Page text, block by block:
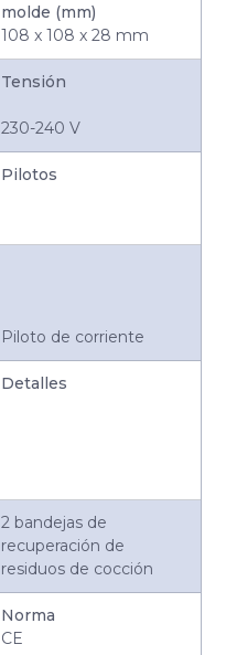
molde (mm)
108 x 108 x 28 mm
Tensión
230-240 V
Pilotos
Piloto de corriente
Detalles
2 bandejas de
recuperación de
residuos de cocción
Norma
CE